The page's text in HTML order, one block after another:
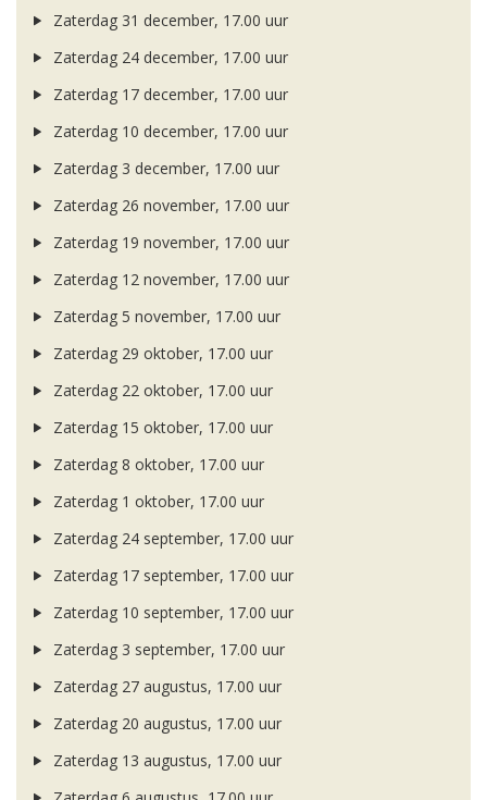
Zaterdag 31 december, 17.00 uur
Zaterdag 24 december, 17.00 uur
Zaterdag 17 december, 17.00 uur
Zaterdag 10 december, 17.00 uur
Zaterdag 3 december, 17.00 uur
Zaterdag 26 november, 17.00 uur
Zaterdag 19 november, 17.00 uur
Zaterdag 12 november, 17.00 uur
Zaterdag 5 november, 17.00 uur
Zaterdag 29 oktober, 17.00 uur
Zaterdag 22 oktober, 17.00 uur
Zaterdag 15 oktober, 17.00 uur
Zaterdag 8 oktober, 17.00 uur
Zaterdag 1 oktober, 17.00 uur
Zaterdag 24 september, 17.00 uur
Zaterdag 17 september, 17.00 uur
Zaterdag 10 september, 17.00 uur
Zaterdag 3 september, 17.00 uur
Zaterdag 27 augustus, 17.00 uur
Zaterdag 20 augustus, 17.00 uur
Zaterdag 13 augustus, 17.00 uur